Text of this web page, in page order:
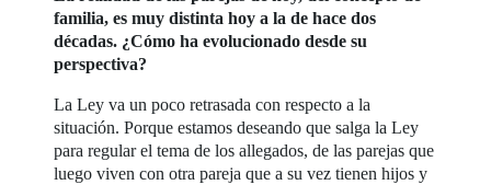
familia, es muy distinta hoy a la de hace dos
décadas. ¿Cómo ha evolucionado desde su
perspectiva?
La Ley va un poco retrasada con respecto a la
situación. Porque estamos deseando que salga la Ley
para regular el tema de los allegados, de las parejas que
luego viven con otra pareja que a su vez tienen hijos y